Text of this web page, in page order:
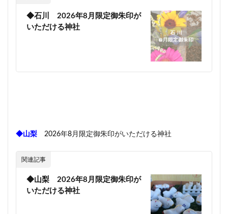
◆石川 2026年8月限定御朱印が
いただける神社
◆山梨 2026年8月限定御朱印がいただける神社
関連記事
◆山梨 2026年8月限定御朱印が
いただける神社